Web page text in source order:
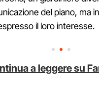
del piano, ma
il loro interesse.
a leggere su